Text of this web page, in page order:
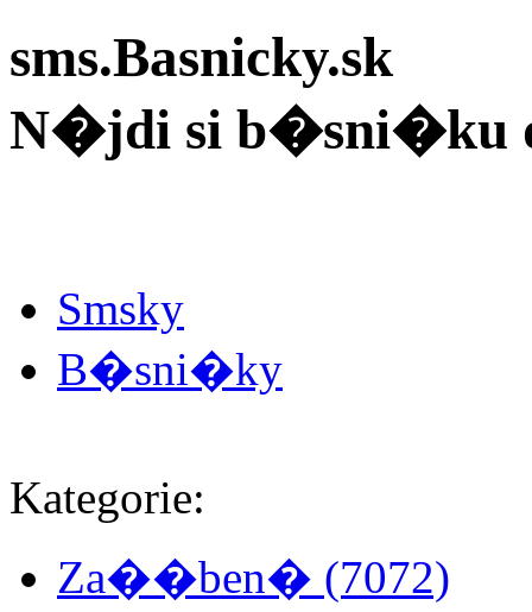
sms.Basnicky.sk
N�jdi si b�sni�ku
Smsky
B�sni�ky
Kategorie:
Za��ben� (7072)